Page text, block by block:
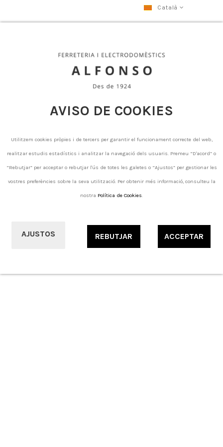
AVISO DE COOKIES
Utilitzem cookies pròpies i de tercers per garantir el funcionament correcte del web,
realitzar estudis estadístics i analitzar la navegació dels usuaris. Premeu “D'acord” o
“Rebutjar” per acceptar o rebutjar l'ús de totes les galetes o “Ajustos” per gestionar les
vostres preferències sobre la seva utilització. Per obtenir més informació, consulteu la
nostra Política de Cookies.
AJUSTOS ACCEPTAR
REBUTJAR
Català
There are no products.